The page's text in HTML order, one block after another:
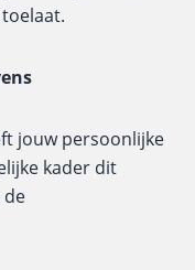
jouw persoonlijke
kader dit
de